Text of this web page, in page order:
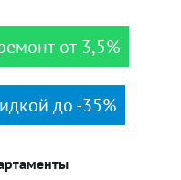
от 3,5%
до -35%